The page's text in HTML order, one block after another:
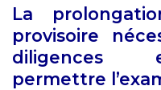
La
provisoire
diligences
permettre